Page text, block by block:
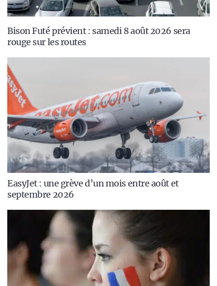
Bison Futé prévient : samedi 8 août 2026 sera
rouge sur les routes
EasyJet : une grève d’un mois entre août et
septembre 2026